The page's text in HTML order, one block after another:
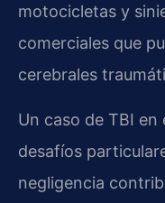
motocicletas y
comerciales que
cerebrales
Un caso de TBI
desafíos
negligencia